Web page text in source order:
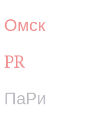
Омск
PR
ПаРи